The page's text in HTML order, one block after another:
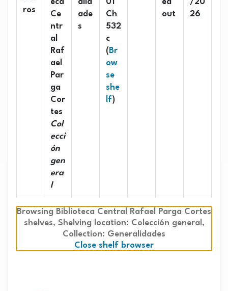
ros
eca
Ce
ntr
al
Raf
ael
Par
ga
Cor
tes
Col
ecci
ón
gen
era
l
alid
ade
s
01
Ch
532
c
( Br
ow
se
she
lf(Opens below)
)
ed
out
/20
26
Browsing Biblioteca Central Rafael Parga Cortes
shelves, Shelving location: Colección general,
Collection: Generalidades
Close shelf browser(Hides shelf